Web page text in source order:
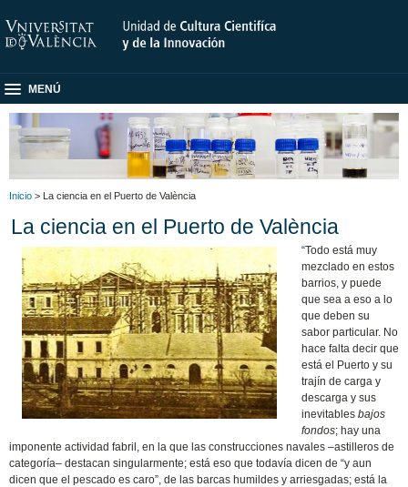
MENÚ
Inicio > La ciencia en el Puerto de València
La ciencia en el Puerto de València
“Todo está muy
mezclado en estos
barrios, y puede
que sea a eso a lo
que deben su
sabor particular. No
hace falta decir que
está el Puerto y su
trajín de carga y
descarga y sus
inevitables bajos
fondos; hay una
imponente actividad fabril, en la que las construcciones navales –astilleros de
categoría– destacan singularmente; está eso que todavía dicen de “y aun
dicen que el pescado es caro”, de las barcas humildes y arriesgadas; está la